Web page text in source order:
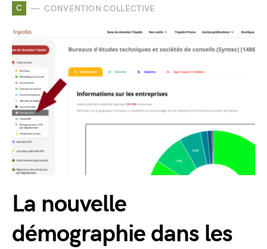
C CONVENTION COLLECTIVE
La nouvelle
démographie dans les